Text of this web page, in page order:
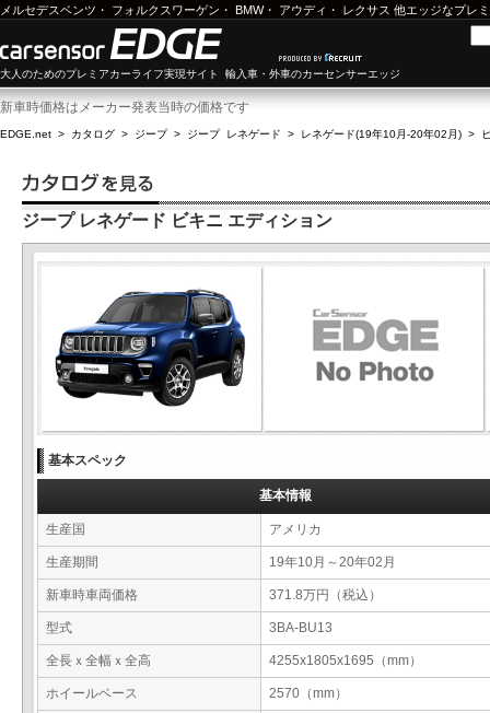
メルセデスベンツ ・ フォルクスワーゲン ・ BMW・ アウディ ・ レクサス 他エッジなプレ
大人のためのプレミアカーライフ実現サイト 輸入車・外車のカーセンサーエッジ
新車時価格はメーカー発表当時の価格です
EDGE.net > カタログ > ジープ> ジープ レネゲード > レネゲード(19年10月-20年02月) >
ジープ レネゲード ビキニ エディション
基本スペック
基本情報
生産国 アメリカ
生産期間 19年10月～20年02月
新車時車両価格 371.8万円（税込）
型式 3BA-BU13
全長ｘ全幅ｘ全高 4255x1805x1695（mm）
ホイールベース 2570（mm）